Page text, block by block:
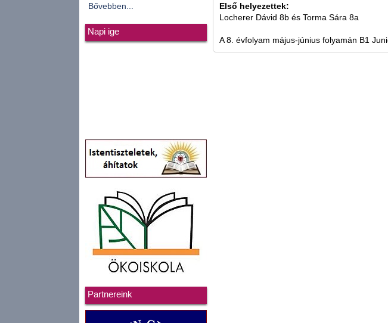
Bővebben...
Napi ige
Partnereink
Első helyezettek:
Locherer Dávid 8b és Torma Sára 8a
A 8. évfolyam május-június folyamán B1